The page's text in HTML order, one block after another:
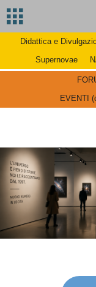
Didattica e
Supernovae
EVENTI